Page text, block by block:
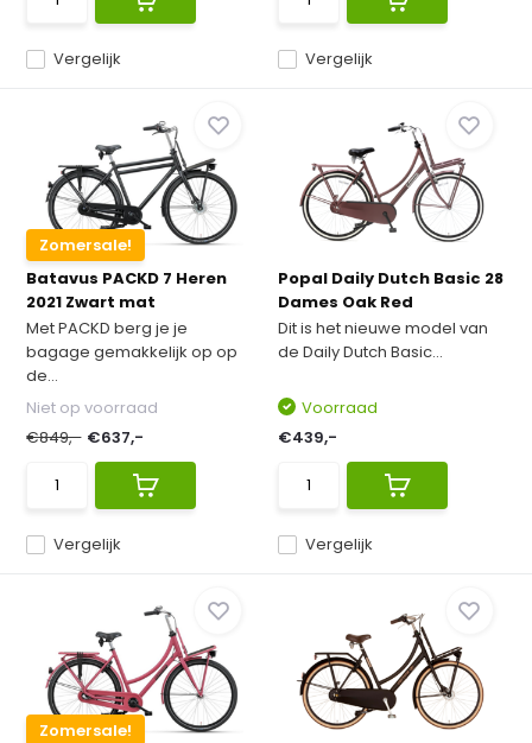
Vergelijk Vergelijk
Zomersale!
Batavus PACKD 7 Heren
2021 Zwart mat
Met PACKD berg je je
bagage gemakkelijk op op
de...
Vergelijk
Niet op voorraad
€849,- €637,-
Popal Daily Dutch Basic 28
Dames Oak Red
Dit is het nieuwe model van
de Daily Dutch Basic...
Vergelijk
Voorraad
€439,-
Zomersale!